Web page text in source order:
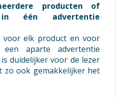
producten of
één advertentie
voor elk product en voor
aparte advertentie
duidelijker voor de lezer
zo ook gemakkelijker het